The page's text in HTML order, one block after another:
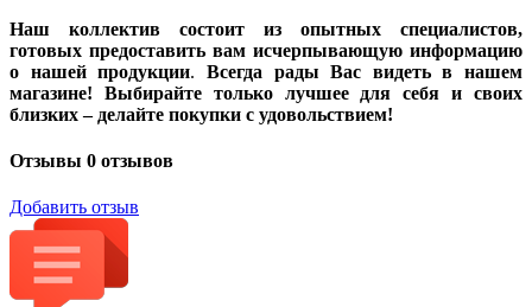
Наш коллектив состоит из опытных специалистов,
готовых предоставить вам исчерпывающую информацию
о нашей продукции. Всегда рады Вас видеть в нашем
магазине! Выбирайте только лучшее для себя и своих
близких – делайте покупки с удовольствием!
Отзывы 0 отзывов
Добавить отзыв